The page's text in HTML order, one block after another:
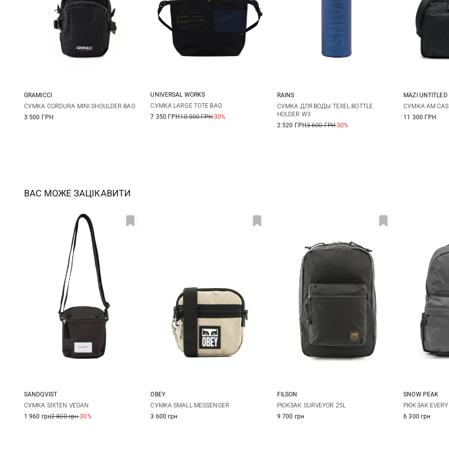
One Size
GRAMICCI
СУМКА CORDURA MINI SHOULDER BAG
3 500 ГРН
One Size
UNIVERSAL WORKS
СУМКА LARGE TOTE BAG
7 350 ГРН10 500 ГРН-30%
One Size
RAINS
СУМКА ДЛЯ ВОДЫ TEXEL BOTTLE
HOLDER W3
2 520 ГРН3 600 ГРН-30%
MAZI UNTITLED
СУМКА AM
11 300 ГРН
ВАС МОЖЕ ЗАЦІКАВИТИ
13X16X7,5СМ
SANDQVIST
СУМКА SIXTEN VEGAN
1 960 грн2 800 грн-30%
One Size
OBEY
СУМКА SMALL MESSENGER
3 600 грн
One Size
FILSON
РЮКЗАК SURVEYOR 25L
9 700 грн
SNOW PEAK
РЮКЗАК
6 300 грн